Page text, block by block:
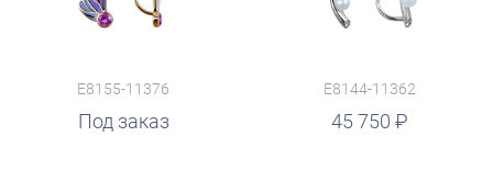
E8155-11376
Под заказ
E8144-11362
45 750
руб.